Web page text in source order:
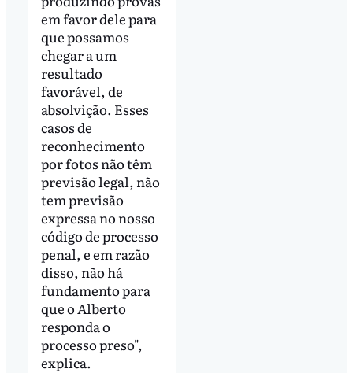
em favor dele para
que possamos
chegar a um
resultado
favorável, de
absolvição. Esses
casos de
reconhecimento
por fotos não têm
previsão legal, não
tem previsão
expressa no nosso
código de processo
penal, e em razão
disso, não há
fundamento para
que o Alberto
responda o
processo preso",
explica.